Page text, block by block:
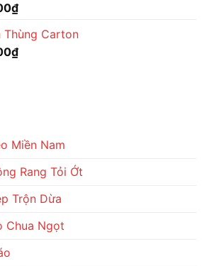
₫
Thùng Carton
₫
Miền Nam
Rang Tỏi Ớt
Trộn Dừa
Chua Ngọt